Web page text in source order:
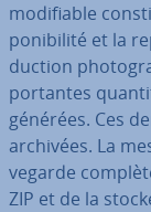
mo­di­fiable
po­ni­bi­lité et la
duc­tion
por­tantes
générées. Ces
archivées. La
ve­garde
ZIP et de la